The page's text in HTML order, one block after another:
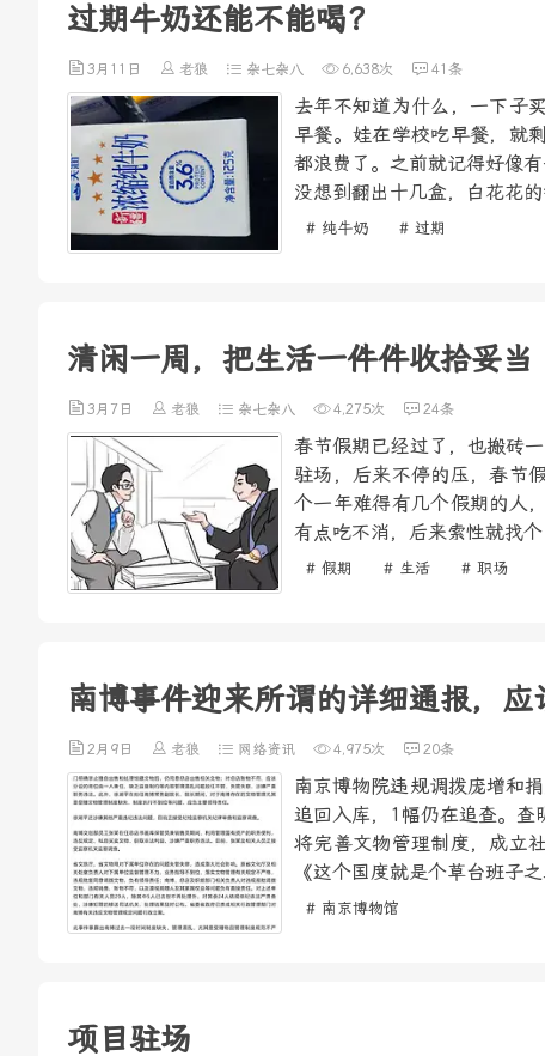
过期牛奶还能不能喝？
3月11日 老狼 杂七杂八 6,638次 41条
去年不知道为什么，一下子
早餐。娃在学校吃早餐，就
都浪费了。之前就记得好像
没想到翻出十几盒，白花花
# 纯牛奶 # 过期
清闲一周，把生活一件件收拾妥当
3月7日 老狼 杂七杂八 4,275次 24条
春节假期已经过了，也搬砖
驻场，后来不停的压，春节
个一年难得有几个假期的人
有点吃不消，后来索性就找
# 假期 # 生活 # 职场
南博事件迎来所谓的详细通报，应
2月9日 老狼 网络资讯 4,975次 20条
南京博物院违规调拨庞增和
追回入库，1幅仍在追查。查
将完善文物管理制度，成立
《这个国度就是个草台班子
# 南京博物馆
项目驻场